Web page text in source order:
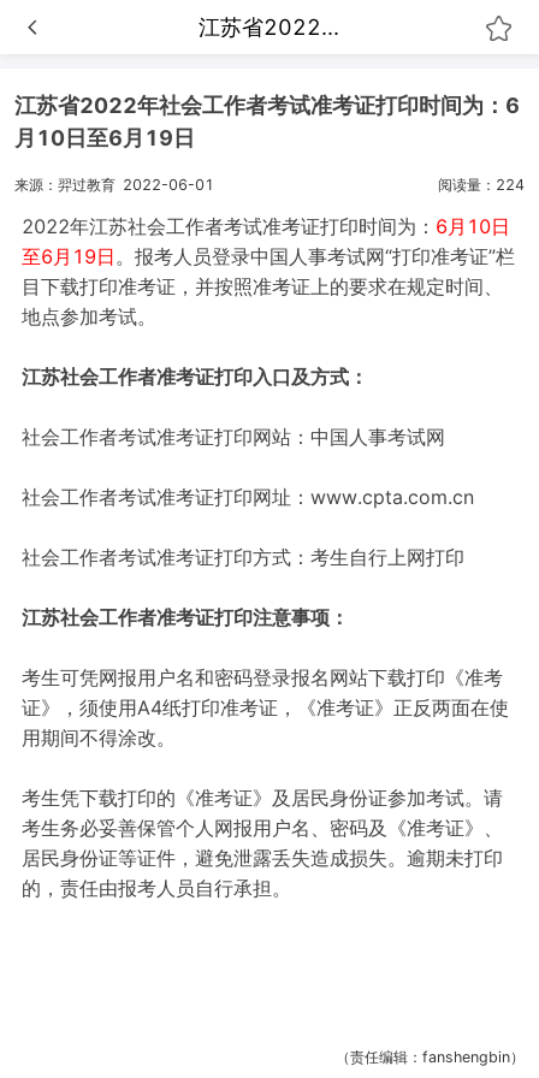
江苏省2022...
江苏省2022年社会工作者考试准考证打印时间为：6
月10日至6月19日
来源：羿过教育 2022-06-01 阅读量：224
2022年江苏社会工作者考试准考证打印时间为： 6月10日
至6月19日 。报考人员登录中国人事考试网“打印准考证”栏
目下载打印准考证，并按照准考证上的要求在规定时间、
地点参加考试。
江苏社会工作者准考证打印入口及方式：
社会工作者考试准考证打印网站：中国人事考试网
社会工作者考试准考证打印网址：www.cpta.com.cn
社会工作者考试准考证打印方式：考生自行上网打印
江苏社会工作者准考证打印注意事项：
考生可凭网报用户名和密码登录报名网站下载打印《准考
证》，须使用A4纸打印准考证，《准考证》正反两面在使
用期间不得涂改。
考生凭下载打印的《准考证》及居民身份证参加考试。请
考生务必妥善保管个人网报用户名、密码及《准考证》、
居民身份证等证件，避免泄露丢失造成损失。逾期未打印
的，责任由报考人员自行承担。
（责任编辑：fanshengbin）